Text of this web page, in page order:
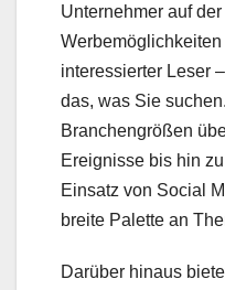
Unternehmer auf
interessierter Leser
das, was Sie
Branchengrößen
Ereignisse bis hin
Einsatz von Social
breite Palette an
Darüber hinaus